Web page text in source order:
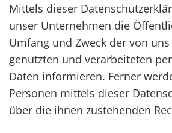
Mittels dieser
unser Unternehmen die
Umfang und Zweck der von
genutzten und verarbeiteten
Daten informieren. Ferner
Personen mittels dieser
über die ihnen zustehenden